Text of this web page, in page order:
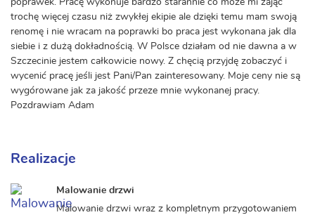
poprawek. Pracę wykonuje bardzo starannie co może mi zająć
trochę więcej czasu niż zwykłej ekipie ale dzięki temu mam swoją
renomę i nie wracam na poprawki bo praca jest wykonana jak dla
siebie i z dużą dokładnością. W Polsce działam od nie dawna a w
Szczecinie jestem całkowicie nowy. Z chęcią przyjdę zobaczyć i
wycenić pracę jeśli jest Pani/Pan zainteresowany. Moje ceny nie są
wygórowane jak za jakość przeze mnie wykonanej pracy.
Pozdrawiam Adam
Realizacje
Malowanie drzwi
Malowanie drzwi wraz z kompletnym przygotowaniem